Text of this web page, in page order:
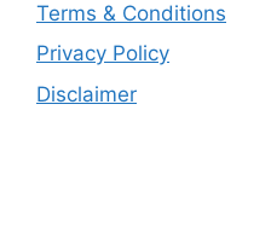
Terms & Conditions
Privacy Policy
Disclaimer